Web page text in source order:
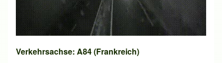
Verkehrsachse: A84 (Frankreich)